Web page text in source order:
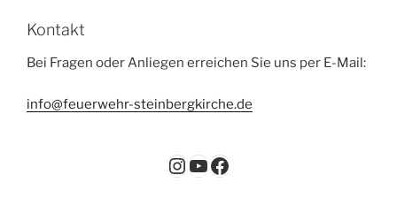
Kontakt
Bei Fragen oder Anliegen erreichen Sie uns per E-Mail:
info@feuerwehr-steinbergkirche.de
Instagram
YouTube
Facebook